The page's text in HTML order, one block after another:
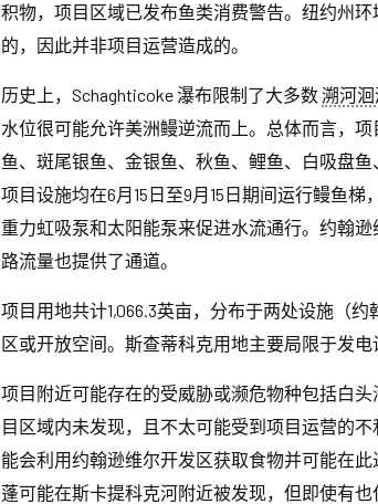
积物，项目区域已发布鱼类消费警告。纽约州
的，因此并非项目运营造成的。
历史上，Schaghticoke 瀑布限制了大多数 溯河
水位很可能允许美洲鳗逆流而上。总体而言，
鱼、斑尾银鱼、金银鱼、秋鱼、鲤鱼、白吸盘
项目设施均在6月15日至9月15日期间运行鳗鱼梯
重力虹吸泵和太阳能泵来促进水流通行。约翰
路流量也提供了通道。
项目用地共计1,066.3英亩，分布于两处设施（
区或开放空间。斯查蒂科克用地主要局限于发
项目附近可能存在的受威胁或濒危物种包括白
目区域内未发现，且不太可能受到项目运营的
能会利用约翰逊维尔开发区获取食物并可能在
蓬可能在斯卡提科克河附近被发现，但即使有